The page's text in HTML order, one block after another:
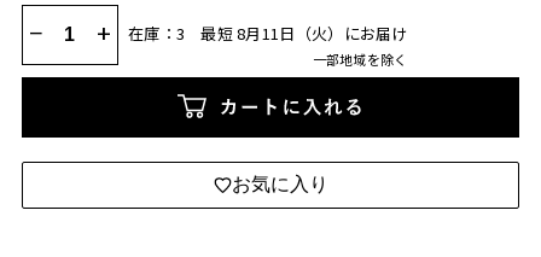
− + 在庫：3 最短 8月11日（火）にお届け
一部地域を除く
カートに入れる
お気に入り